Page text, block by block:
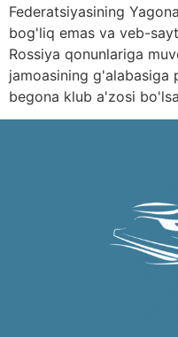
Federatsiyasining
bog'liq emas va veb-
Rossiya qonunlariga
jamoasining g'alabasiga
begona klub a'zosi